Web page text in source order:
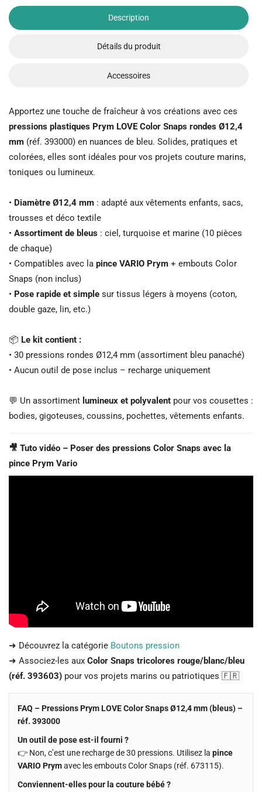
Description
Détails du produit
Accessoires
Apportez une touche de fraîcheur à vos créations avec ces
pressions plastiques Prym LOVE Color Snaps rondes Ø12,4
mm (réf. 393000) en nuances de bleu. Solides, pratiques et
colorées, elles sont idéales pour vos projets couture marins,
toniques ou lumineux.
• Diamètre Ø12,4 mm : adapté aux vêtements enfants, sacs,
trousses et déco textile
• Assortiment de bleus : ciel, turquoise et marine (10 pièces
de chaque)
• Compatibles avec la pince VARIO Prym + embouts Color
Snaps (non inclus)
• Pose rapide et simple sur tissus légers à moyens (coton,
double gaze, lin, etc.)
📦 Le kit contient :
• 30 pressions rondes Ø12,4 mm (assortiment bleu panaché)
• Aucun outil de pose inclus – recharge uniquement
💬 Un assortiment lumineux et polyvalent pour vos cousettes :
bodies, gigoteuses, coussins, pochettes, vêtements enfants.
🎥 Tuto vidéo – Poser des pressions Color Snaps avec la
pince Prym Vario
➜ Découvrez la catégorie Boutons pression
➜ Associez-les aux Color Snaps tricolores rouge/blanc/bleu
(réf. 393603) pour vos projets marins ou patriotiques 🇫🇷
FAQ – Pressions Prym LOVE Color Snaps Ø12,4 mm (bleus) –
réf. 393000
Un outil de pose est-il fourni ?
👉 Non, c’est une recharge de 30 pressions. Utilisez la pince
VARIO Prymavec les embouts Color Snaps (réf. 673115).
Conviennent-elles pour la couture bébé ?